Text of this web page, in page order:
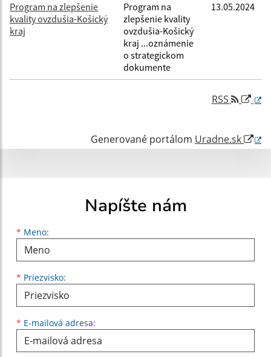
Program na zlepšenie
kvality ovzdušia-Košický
kraj
Program na
zlepšenie kvality
ovzdušia-Košický
kraj ...oznámenie
o strategickom
dokumente
13.05.2024
RSS
Generované portálom Uradne.sk
Napíšte nám
* Meno:
Meno
* Priezvisko:
Priezvisko
* E-mailová adresa:
E-mailová adresa